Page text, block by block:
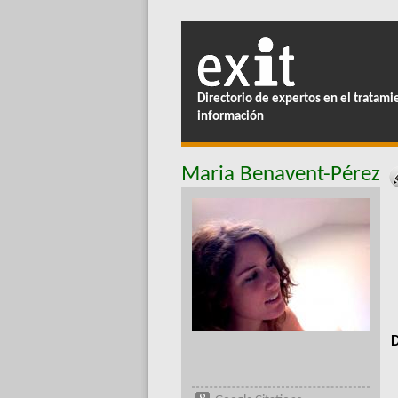
Directorio de expertos en el
información
Maria Benavent-Pérez